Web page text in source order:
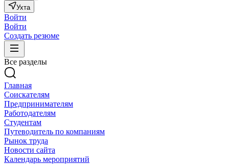
Ухта
Войти
Войти
Создать резюме
Все разделы
Главная
Соискателям
Предпринимателям
Работодателям
Студентам
Путеводитель по компаниям
Рынок труда
Новости сайта
Календарь мероприятий